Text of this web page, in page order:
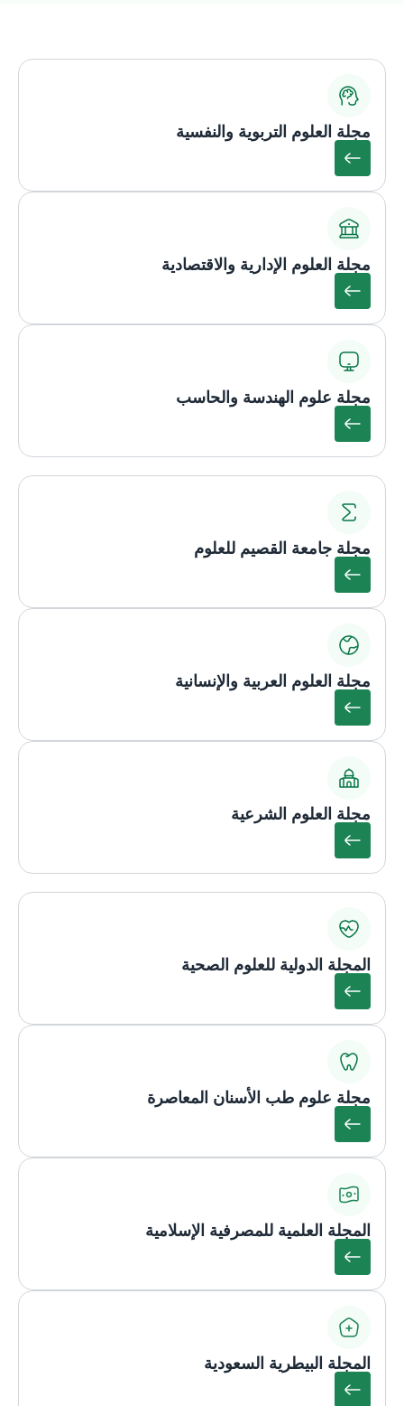
مجلة العلوم التربوية والنفسية
مجلة العلوم الإدارية والاقتصادية
مجلة علوم الهندسة والحاسب
مجلة جامعة القصيم للعلوم
مجلة العلوم العربية والإنسانية
مجلة العلوم الشرعية
المجلة الدولية للعلوم الصحية
مجلة علوم طب الأسنان المعاصرة
المجلة العلمية للمصرفية الإسلامية
المجلة البيطرية السعودية